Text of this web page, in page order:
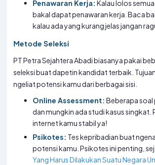
Penawaran Kerja: Kalau lolos
bakal dapat penawaran kerja. Baca
kalau ada yang kurang jelas jangan
Metode Seleksi
PT Petra Sejahtera Abadi biasanya pakai
seleksi buat dapetin kandidat terbaik.
ngeliat potensi kamu dari berbagai sisi.
Online Assessment: Beberapa soal
dan mungkin ada studi kasus singkat.
internet kamu stabil ya!
Psikotes: Tes kepribadian buat
potensi kamu. Psikotes ini penting,
Yang Harus Dilakukan Suatu Negara